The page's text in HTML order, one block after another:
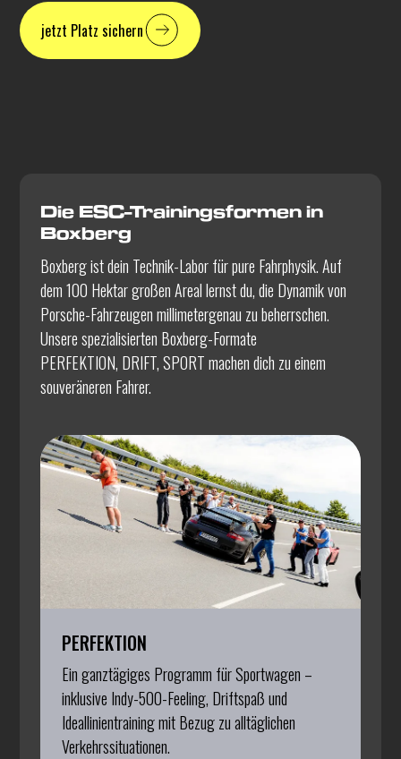
jetzt Platz sichern
Die ESC-Trainingsformen in
Boxberg
Boxberg ist dein Technik-Labor für pure Fahrphysik. Auf
dem 100 Hektar großen Areal lernst du, die Dynamik von
Porsche-Fahrzeugen millimetergenau zu beherrschen.
Unsere spezialisierten Boxberg-Formate
PERFEKTION, DRIFT, SPORT machen dich zu einem
souveräneren Fahrer.
PERFEKTION
Ein ganztägiges Programm für Sportwagen –
inklusive Indy-500-Feeling, Driftspaß und
Ideallinientraining mit Bezug zu alltäglichen
Verkehrssituationen.